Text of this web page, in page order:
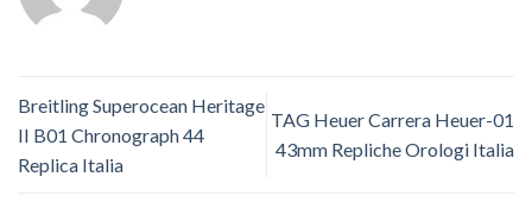
Breitling Superocean Heritage
II B01 Chronograph 44
Replica Italia
TAG Heuer Carrera Heuer-01
43mm Repliche Orologi Italia